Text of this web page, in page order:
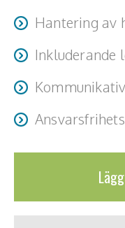
Teamwork,
Vård, omsorg,
Kända personer
Företagsledare
Idrottare och
Hantering av
Inkluderande